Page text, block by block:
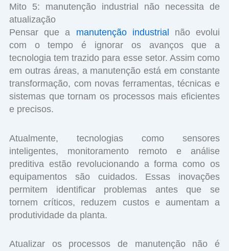
Mito 5: manutenção industrial não necessita de
atualização
Pensar que a manutenção industrial
não evolui
com o tempo é ignorar os avanços que a
tecnologia tem trazido para esse setor. Assim como
em outras áreas, a manutenção está em constante
transformação, com novas ferramentas, técnicas e
sistemas que tornam os processos mais eficientes
e precisos.
Atualmente, tecnologias como sensores
inteligentes, monitoramento remoto e análise
preditiva estão revolucionando a forma como os
equipamentos são cuidados. Essas inovações
permitem identificar problemas antes que se
tornem críticos, reduzem custos e aumentam a
produtividade da planta.
Atualizar os processos de manutenção não é